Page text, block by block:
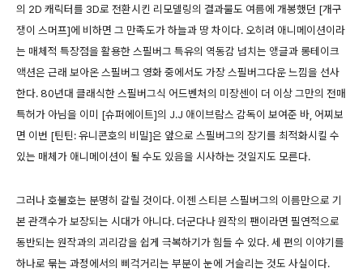
의 2D 캐릭터를 3D로 전환시킨 리모델링의 결과물도 여름에 개봉했던 [개구
쟁이 스머프]에 비하면 그 만족도가 하늘과 땅 차이다. 오히려 애니메이션이라
는 매체적 특장점을 활용한 스필버그 특유의 역동감 넘치는 앵글과 롱테이크
액션은 근래 보아온 스필버그 영화 중에서도 가장 스필버그다운 느낌을 선사
한다. 80년대 클래식한 스필버그식 어드벤처의 미장센이 더 이상 그만의 전매
특허가 아님을 이미 [슈퍼에이트]의 J.J 애이브람스 감독이 보여준 바, 어찌보
면 이번 [틴틴: 유니콘호의 비밀]은 앞으로 스필버그의 장기를 최적화시킬 수
있는 매체가 애니메이션이 될 수도 있음을 시사하는 것일지도 모른다.
그러나 호불호는 분명히 갈릴 것이다. 이젠 스티븐 스필버그의 이름만으로 기
본 관객수가 보장되는 시대가 아니다. 더군다나 원작의 팬이라면 필연적으로
동반되는 원작과의 괴리감을 쉽게 극복하기가 힘들 수 있다. 세 편의 이야기를
하나로 묶는 과정에서의 삐걱거리는 부분이 눈에 거슬리는 것도 사실이다.